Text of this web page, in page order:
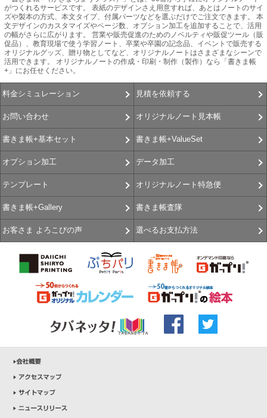
がつくれるサービスです。 表紙のデザインさえ用意すれば、あとはノートのサイ
ズや製本の方式、本文タイプ、付属パーツなどを選ぶだけでご注文できます。 本
文デザインのカスタマイズやページ数、オプション加工を追加することで、活用
の幅がさらに広がります。 営業や販売促進のためのノベルティや販促ツール（販
促品）、教育現場で使う学習ノート、卒業や卒園の記念品、イベントで販売する
オリジナルグッズ、贈り物としてなど、オリジナルノートはさまざまなシーンで
活用できます。 オリジナルノートの作成・印刷・制作（製作）なら「書きま帳
+」にお任せください。
料金シミュレーション 見積を依頼する
お問い合わせ オリジナルノート見本帳
書きま帳+基本セット 書きま帳+ValueSet
オプション加工 データ加工
テンプレート オリジナルノート特急便
書きま帳+Gallery 書きま帳査隊
お客さま よろこびの声 選べるお支払方法